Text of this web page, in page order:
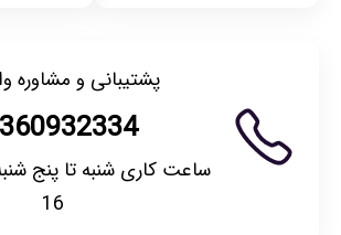
پشتیبانی و مشاوره
16